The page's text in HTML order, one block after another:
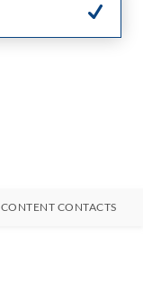
CONTENT CONTACTS